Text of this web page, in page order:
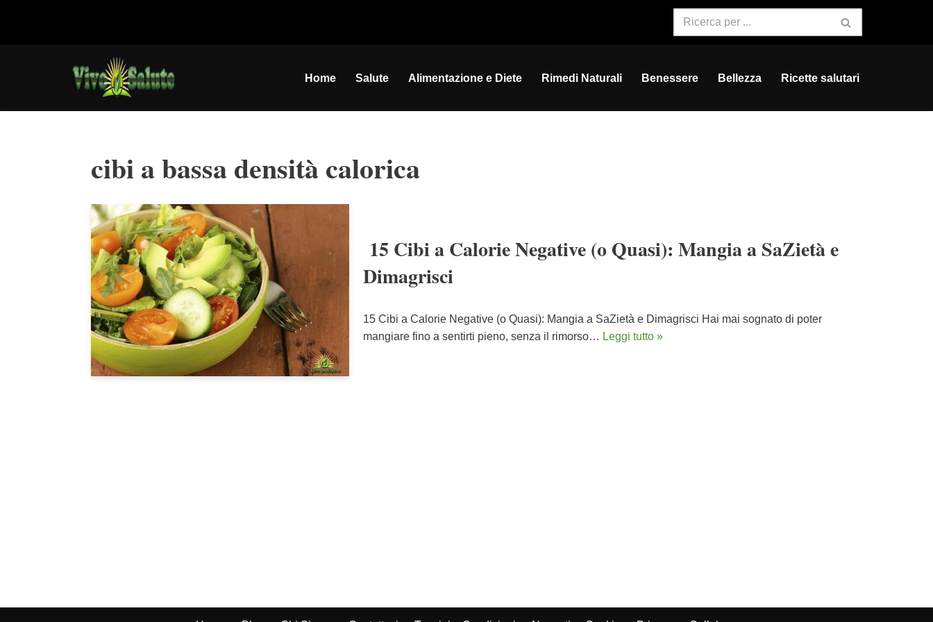
Home Salute Alimentazione e Diete Rimedi Naturali Benessere Bellezza Ricette salutari
cibi a bassa densità calorica
15 Cibi a Calorie Negative (o Quasi): Mangia a SaZietà e
Dimagrisci
15 Cibi a Calorie Negative (o Quasi): Mangia a SaZietà e Dimagrisci Hai mai sognato di poter
mangiare fino a sentirti pieno, senza il rimorso… Leggi tutto »